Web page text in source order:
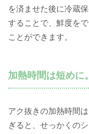
を済ませた後に冷蔵
することで、鮮度を
ことができます。
加熱時間は短めに
アク抜きの加熱時間
ぎると、せっかくの